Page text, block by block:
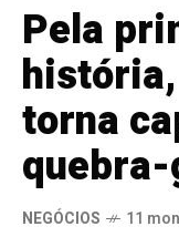
Pela
torna
NEGÓCIOS 11